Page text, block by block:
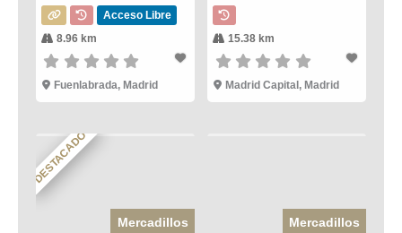
Acceso Libre
8.96 km
Fuenlabrada, Madrid
15.38 km
Madrid Capital, Madrid
DESTACADO
Mercadillos Mercadillos